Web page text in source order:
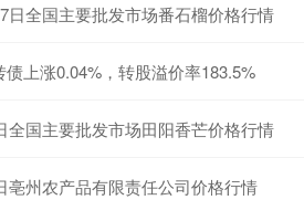
日全国主要批发市场番石榴价格行情
上涨0.04%，转股溢价率183.5%
全国主要批发市场田阳香芒价格行情
亳州农产品有限责任公司价格行情